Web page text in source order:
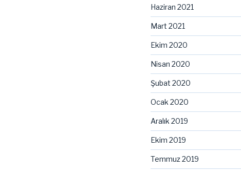
Haziran 2021
Mart 2021
Ekim 2020
Nisan 2020
Şubat 2020
Ocak 2020
Aralık 2019
Ekim 2019
Temmuz 2019